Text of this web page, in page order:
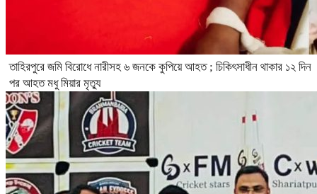
তাহিরপুরে জমি বিরোধে নারীসহ ৬ জনকে কুপিয়ে আহত ; চিকিৎসাধীন থাকার ১২ দিন
পর আহত মধু মিয়ার মৃত্যু